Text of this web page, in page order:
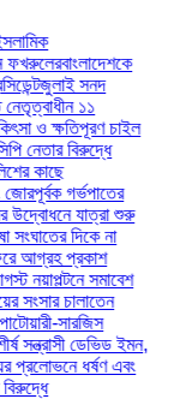
বাংলাদেশকে
জুলাই সনদ
১১
ও ক্ষতিপূরণ চাইল
বিরুদ্ধে
গর্ভপাতের
যাত্রা শুরু
দিকে না
প্রকাশ
সমাবেশ
চালাতেন
সারজিস
ডেভিড ইমন,
ধর্ষণ এবং